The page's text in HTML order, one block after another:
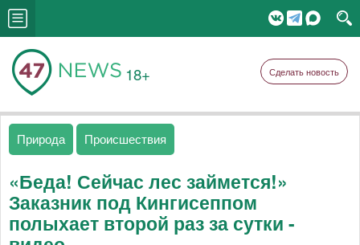
18+ Сделать новость
Природа Происшествия
«Беда! Сейчас лес займется!»
Заказник под Кингисеппом
полыхает второй раз за сутки -